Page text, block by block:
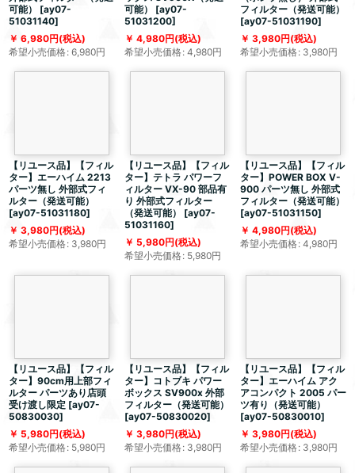
可能）
[ay07-
51031140]
6,980円(税込)
希望小売価格: 6,980円
可能）
[ay07-
51031200]
4,980円(税込)
希望小売価格: 4,980円
フィルター（発送可能）
[ay07-51031190]
3,980円(税込)
希望小売価格: 3,980円
【リユース品】【フィル
ター】エーハイム 2213
パーツ無し 外部式フィ
ルター（発送可能）
[ay07-51031180]
3,980円(税込)
希望小売価格: 3,980円
【リユース品】【フィル
ター】テトラ パワーフ
ィルター VX-90 部品有
り 外部式フィルター
（発送可能）
[ay07-
51031160]
5,980円(税込)
希望小売価格: 5,980円
【リユース品】【フィル
ター】POWER BOX V-
900 パーツ無し 外部式
フィルター（発送可能）
[ay07-51031150]
4,980円(税込)
希望小売価格: 4,980円
【リユース品】【フィル
ター】90cm用上部フィ
ルター パーツあり店頭
受け渡し限定 [ay07-
50830030]
5,980円(税込)
希望小売価格: 5,980円
【リユース品】【フィル
ター】コトブキ パワー
ボックス SV900x 外部
フィルター（発送可能）
[ay07-50830020]
3,980円(税込)
希望小売価格: 3,980円
【リユース品】【フィル
ター】エーハイム アク
アコンパクト 2005 パー
ツ有り（発送可能）
[ay07-50830010]
3,980円(税込)
希望小売価格: 3,980円